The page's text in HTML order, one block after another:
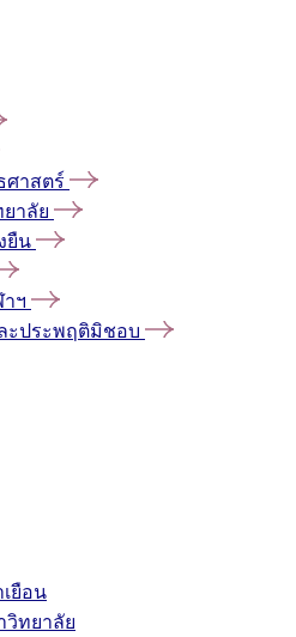
ศาสตร์
าลัย
ยืน
ฯ
ะประพฤติมิชอบ
ยือน
วิทยาลัย